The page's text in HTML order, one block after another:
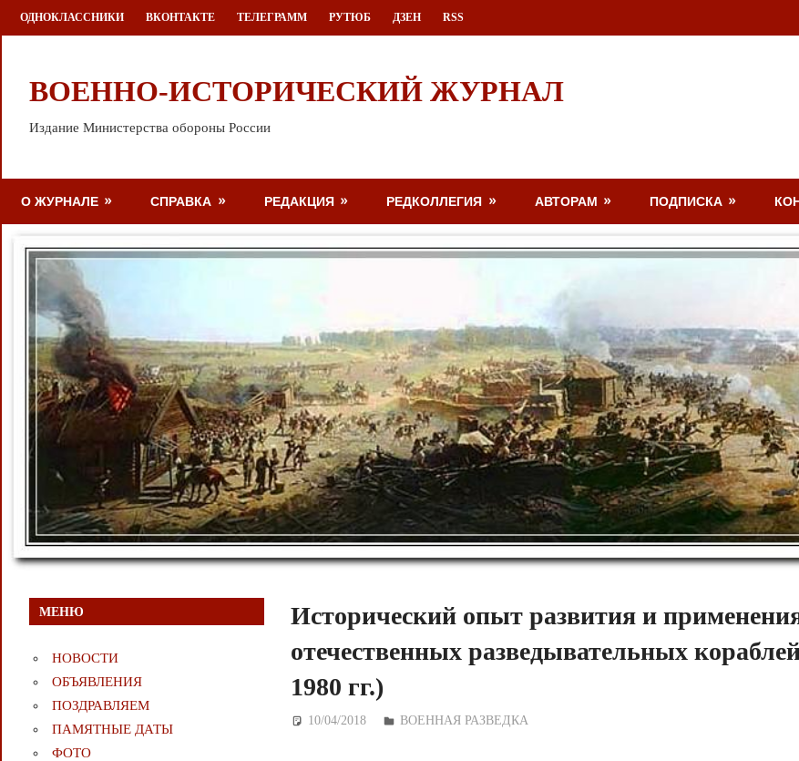
Перейти
к
ОДНОКЛАССНИКИ ВКОНТАКТЕ ТЕЛЕГРАММ РУТЮБ ДЗЕН RSS
ВОЕННО-ИСТОРИЧЕСКИЙ ЖУРНАЛ
Издание Министерства обороны России
О ЖУРНАЛЕ СПРАВКА РЕДАКЦИЯ РЕДКОЛЛЕГИЯ АВТОРАМ ПОДПИСКА
Исторический опыт развития и
отечественных разведывательных
1980 гг.)
10/04/2018 Дежурный по Редакции
ВОЕННАЯ РАЗВЕДКА
МЕНЮ
НОВОСТИ
ОБЪЯВЛЕНИЯ
ПОЗДРАВЛЯЕМ
ПАМЯТНЫЕ ДАТЫ
ФОТО